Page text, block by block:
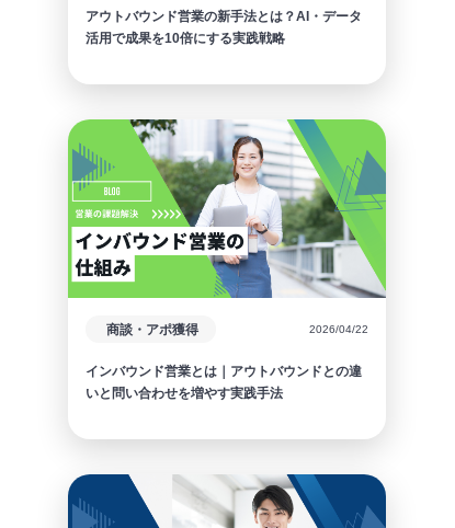
アウトバウンド営業の新手法とは？AI・データ
活用で成果を10倍にする実践戦略
商談・アポ獲得 2026/04/22
インバウンド営業とは｜アウトバウンドとの違
いと問い合わせを増やす実践手法